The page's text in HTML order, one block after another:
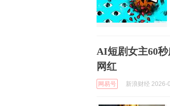
AI短剧女主60
网红
网易号 新浪财经 2026-